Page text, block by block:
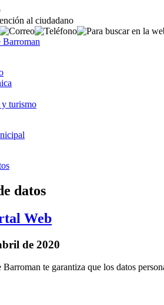
al ciudadano
turismo
datos
Web
de 2020
te garantiza que los datos